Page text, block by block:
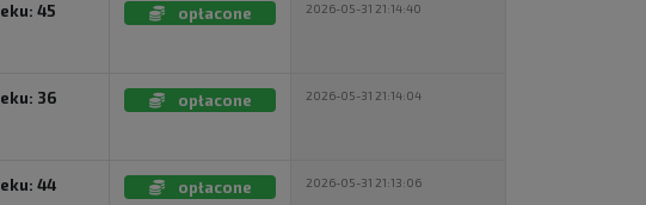
45 opłacone 2026-05-31 21:14:40
36 opłacone 2026-05-31 21:14:04
44 opłacone 2026-05-31 21:13:06